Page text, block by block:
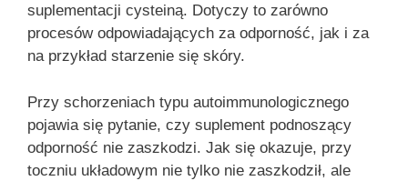
suplementacji cysteiną. Dotyczy to zarówno
procesów odpowiadających za odporność, jak i za
na przykład starzenie się skóry.
Przy schorzeniach typu autoimmunologicznego
pojawia się pytanie, czy suplement podnoszący
odporność nie zaszkodzi. Jak się okazuje, przy
toczniu układowym nie tylko nie zaszkodził, ale